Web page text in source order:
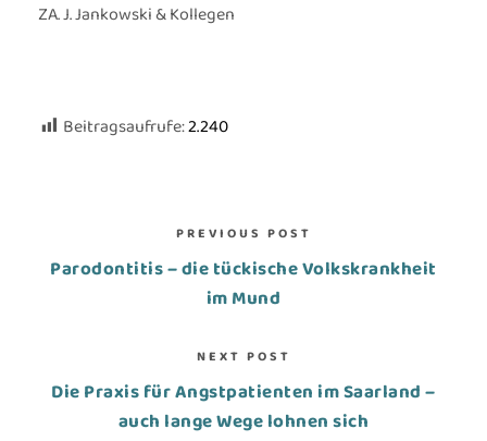
ZA. J. Jankowski & Kollegen
Beitragsaufrufe:2.240
PREVIOUS POST
Parodontitis – die tückische Volkskrankheit
im Mund
NEXT POST
Die Praxis für Angstpatienten im Saarland –
auch lange Wege lohnen sich